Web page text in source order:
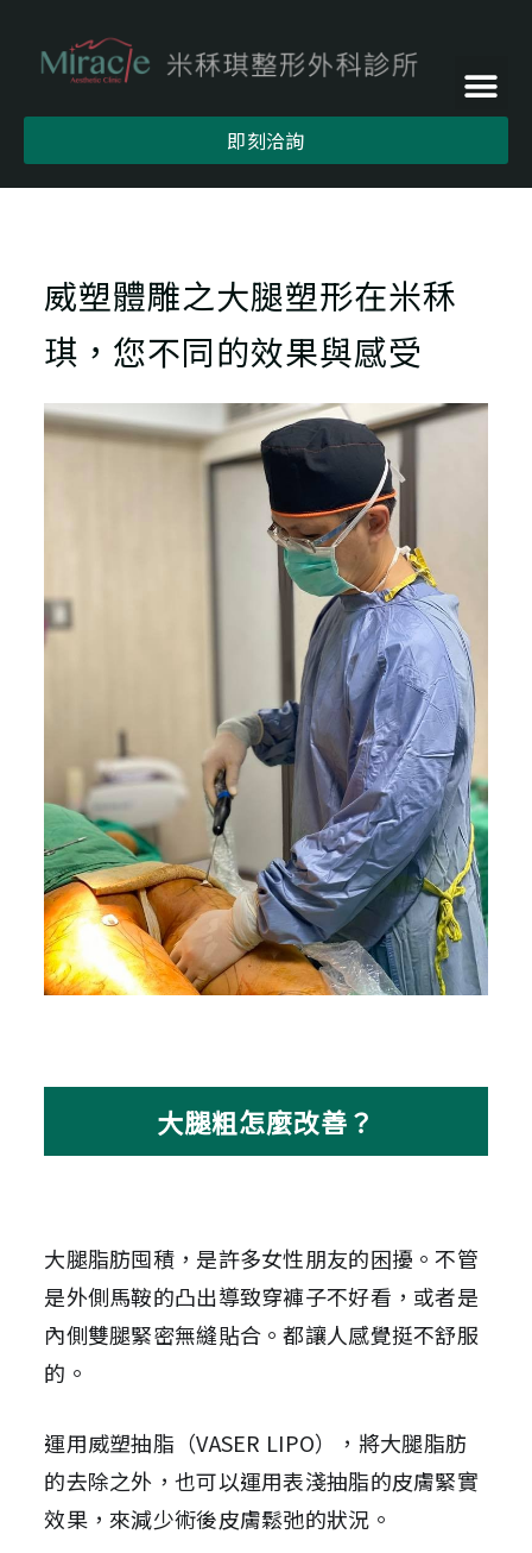
即刻洽詢
威塑體雕之大腿塑形在米秝
琪，您不同的效果與感受
大腿粗怎麼改善？
大腿脂肪囤積，是許多女性朋友的困擾。不管
是外側馬鞍的凸出導致穿褲子不好看，或者是
內側雙腿緊密無縫貼合。都讓人感覺挺不舒服
的 。
運用威塑抽脂（VASER LIPO），將大腿脂肪
的去除之外，也可以運用表淺抽脂的皮膚緊實
效果，來減少術後皮膚鬆弛的狀況。